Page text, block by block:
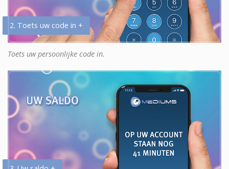
2. Toets uw code in +
Toets uw persoonlijke code in.